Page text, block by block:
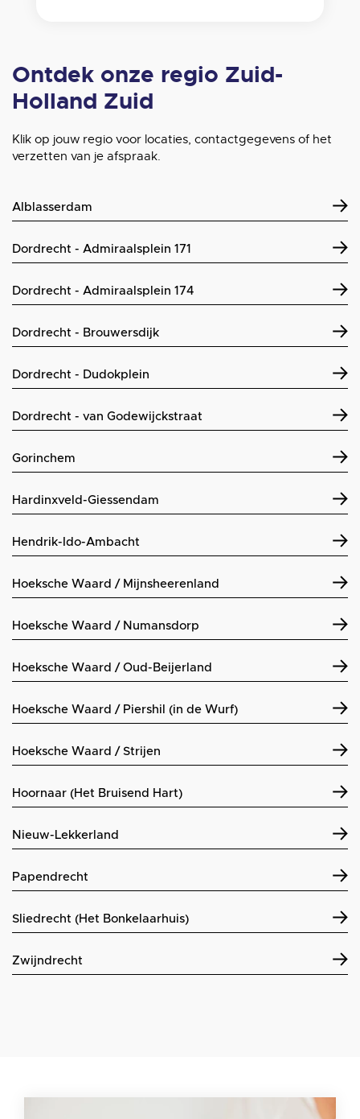
Ontdek onze regio Zuid-
Holland Zuid
Klik op jouw regio voor locaties, contactgegevens of het
verzetten van je afspraak.
Alblasserdam
Dordrecht - Admiraalsplein 171
Dordrecht - Admiraalsplein 174
Dordrecht - Brouwersdijk
Dordrecht - Dudokplein
Dordrecht - van Godewijckstraat
Gorinchem
Hardinxveld-Giessendam
Hendrik-Ido-Ambacht
Hoeksche Waard / Mijnsheerenland
Hoeksche Waard / Numansdorp
Hoeksche Waard / Oud-Beijerland
Hoeksche Waard / Piershil (in de Wurf)
Hoeksche Waard / Strijen
Hoornaar (Het Bruisend Hart)
Nieuw-Lekkerland
Papendrecht
Sliedrecht (Het Bonkelaarhuis)
Zwijndrecht